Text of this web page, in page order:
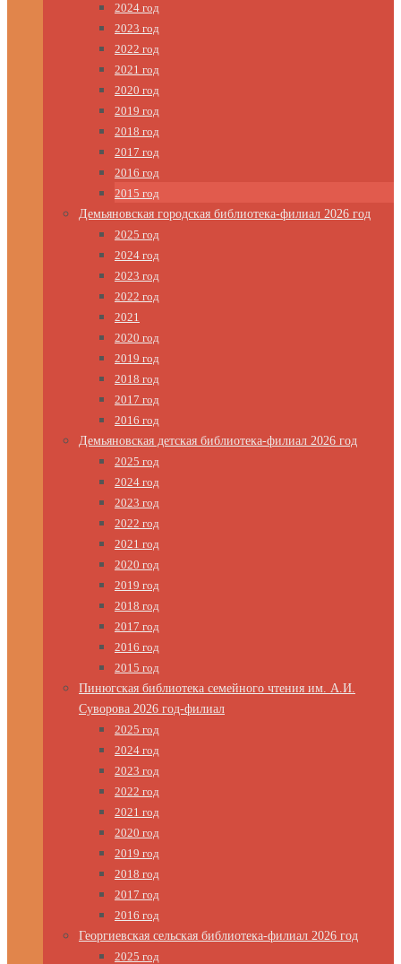
2024 год
2023 год
2022 год
2021 год
2020 год
2019 год
2018 год
2017 год
2016 год
2015 год
Демьяновская городская библиотека-филиал 2026 год
2025 год
2024 год
2023 год
2022 год
2021
2020 год
2019 год
2018 год
2017 год
2016 год
Демьяновская детская библиотека-филиал 2026 год
2025 год
2024 год
2023 год
2022 год
2021 год
2020 год
2019 год
2018 год
2017 год
2016 год
2015 год
Пинюгская библиотека семейного чтения им. А.И.
Суворова 2026 год-филиал
2025 год
2024 год
2023 год
2022 год
2021 год
2020 год
2019 год
2018 год
2017 год
2016 год
Георгиевская сельская библиотека-филиал 2026 год
2025 год